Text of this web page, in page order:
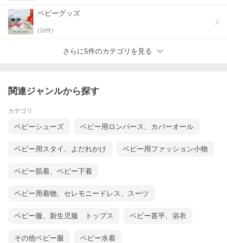
ベビーグッズ
(10件)
さらに5件のカテゴリを見る
関連ジャンルから探す
カテゴリ
ベビーシューズ ベビー用ロンパース、カバーオール
ベビー用スタイ、よだれかけ ベビー用ファッション小物
ベビー肌着、ベビー下着
ベビー用着物、セレモニードレス、スーツ
ベビー服、新生児服 トップス ベビー甚平、浴衣
その他ベビー服 ベビー水着